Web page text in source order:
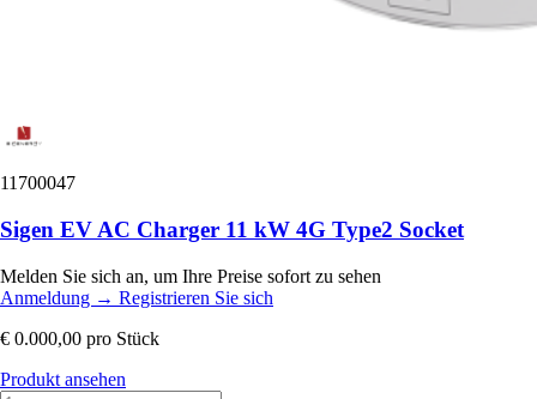
11700047
Sigen EV AC Charger 11 kW 4G Type2 Socket
Melden Sie sich an, um Ihre Preise sofort zu sehen
Anmeldung → Registrieren Sie sich
€ 0.000,00 pro Stück
Produkt ansehen